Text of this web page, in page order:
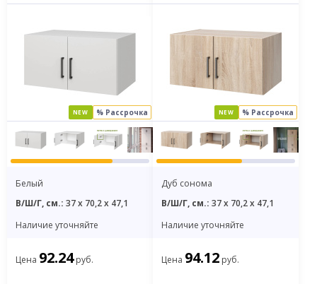
NEW % Рассрочка
Белый
В/Ш/Г, см.: 37 x 70,2 x 47,1
Наличие уточняйте
Цена 92.24руб.
NEW % Рассрочка
Дуб сонома
В/Ш/Г, см.: 37 x 70,2 x 47,1
Наличие уточняйте
Цена 94.12 руб.